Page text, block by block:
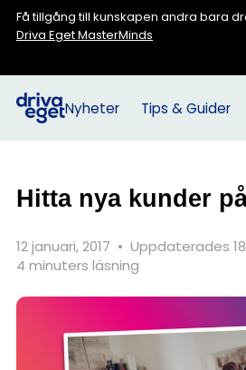
Få tillgång till kunskapen andra bara
Driva Eget MasterMinds
Nyheter Tips & Guider
Hitta nya kunder
12 januari, 2017 • Uppdaterades
4 minuters läsning